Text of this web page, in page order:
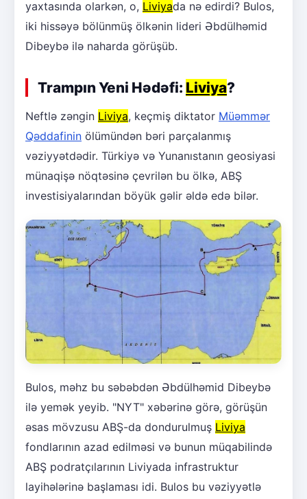
yaxtasında olarkən, o, Liviyada nə edirdi? Bulos,
iki hissəyə bölünmüş ölkənin lideri Əbdülhəmid
Dibeybə ilə naharda görüşüb.
Trampın Yeni Hədəfi: Liviya?
Neftlə zəngin Liviya, keçmiş diktator Müəmmər
Qəddafinin ölümündən bəri parçalanmış
vəziyyətdədir. Türkiyə və Yunanıstanın geosiyasi
münaqişə nöqtəsinə çevrilən bu ölkə, ABŞ
investisiyalarından böyük gəlir əldə edə bilər.
Bulos, məhz bu səbəbdən Əbdülhəmid Dibeybə
ilə yemək yeyib. "NYT" xəbərinə görə, görüşün
əsas mövzusu ABŞ-da dondurulmuş Liviya
fondlarının azad edilməsi və bunun müqabilində
ABŞ podratçılarının Liviyada infrastruktur
layihələrinə başlaması idi. Bulos bu vəziyyətlə